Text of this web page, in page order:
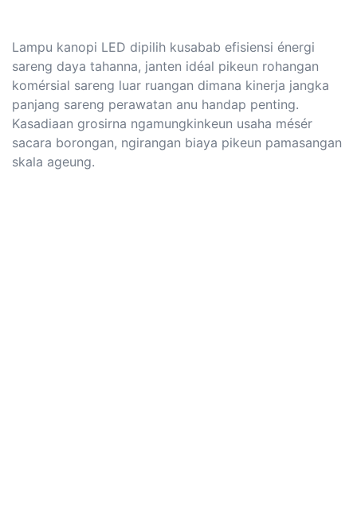
Lampu kanopi LED dipilih kusabab efisiensi énergi
sareng daya tahanna, janten idéal pikeun rohangan
komérsial sareng luar ruangan dimana kinerja jangka
panjang sareng perawatan anu handap penting.
Kasadiaan grosirna ngamungkinkeun usaha mésér
sacara borongan, ngirangan biaya pikeun pamasangan
skala ageung.